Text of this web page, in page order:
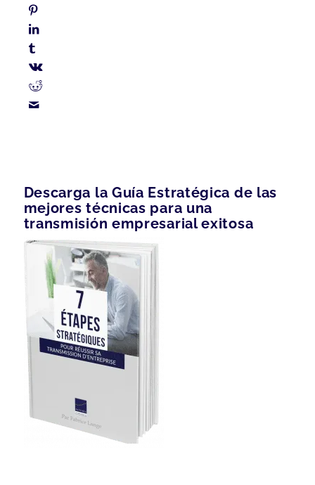
Descarga la Guía Estratégica de las
mejores técnicas para una
transmisión empresarial exitosa